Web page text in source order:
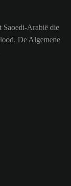
Saoedi-Arabië die
De Algemene